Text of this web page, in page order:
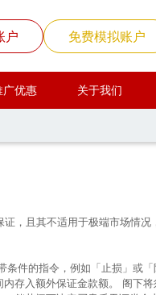
户 免费模拟账户
广优惠 关于我们
，且其不适用于极端市场情况
件的指令，例如「止损」或
存入额外保证金款额。 阁下